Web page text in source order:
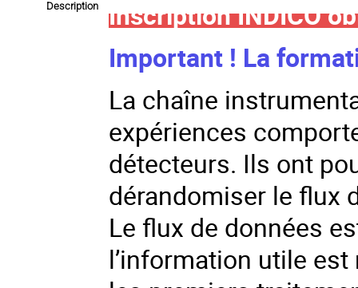
Description
Inscription INDICO
Important ! La
La chaîne
expériences
détecteurs. Ils ont
dérandomiser le flux
Le flux de données
l’information utile